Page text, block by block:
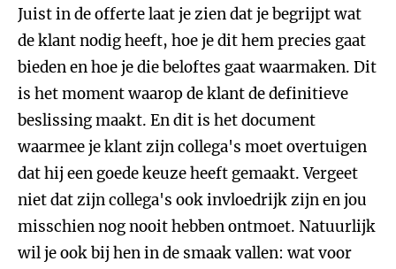
Juist in de offerte laat je zien dat je begrijpt wat
de klant nodig heeft, hoe je dit hem precies gaat
bieden en hoe je die beloftes gaat waarmaken. Dit
is het moment waarop de klant de definitieve
beslissing maakt. En dit is het document
waarmee je klant zijn collega's moet overtuigen
dat hij een goede keuze heeft gemaakt. Vergeet
niet dat zijn collega's ook invloedrijk zijn en jou
misschien nog nooit hebben ontmoet. Natuurlijk
wil je ook bij hen in de smaak vallen: wat voor